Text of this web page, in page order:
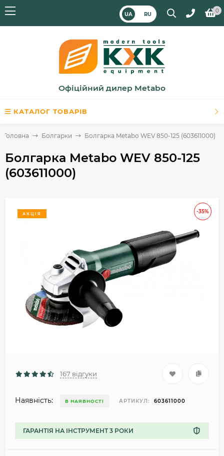
UA RU
0
Офіційний дилер Metabo
КАТАЛОГ ТОВАРІВ
Головна Болгарки Болгарка Metabo WEV 850-125 (603611000)
Болгарка Metabo WEV 850-125
(603611000)
-35%
АКЦІЯ
167 відгуки
Наявність: В НАЯВНОСТІ АРТИКУЛ: 603611000
ГАРАНТІЯ НА ІНСТРУМЕНТ 3 РОКИ